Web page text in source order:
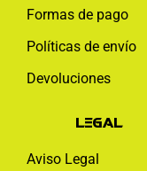
Formas de pago
Políticas de envío
Devoluciones
Legal
Aviso Legal